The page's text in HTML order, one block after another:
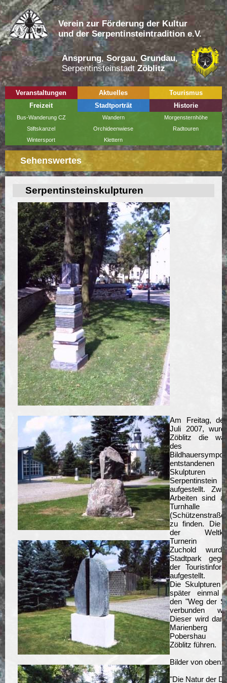
Verein zur Förderung der Kultur
und der Serpentinsteintradition e.V.
Ansprung, Sorgau, Grundau,
Serpentinsteinstadt Zöblitz
Veranstaltungen Aktuelles
Tourismus
Freizeit
Stadtporträt Historie
Bus-Wanderung CZ Wandern
Morgensternhöhe
Stiftskanzel
Orchideenwiese
Radtouren
Wintersport
Klettern
Sehenswertes
Serpentinsteinskulpturen
Am Freitag,
Juli 2007,
Zöblitz die
des
entstandenen
Skulpturen
Serpentinstein
aufgestellt.
Arbeiten sind
Turnhalle
zu finden. Die
der
Turnerin
Zuchold
Stadtpark
der
aufgestellt.
Die Skulpturen
später einmal
den "Weg der
verbunden
Dieser wird
Marienberg
Pobershau
Zöblitz führen.
Bilder von oben:
"Die Natur der